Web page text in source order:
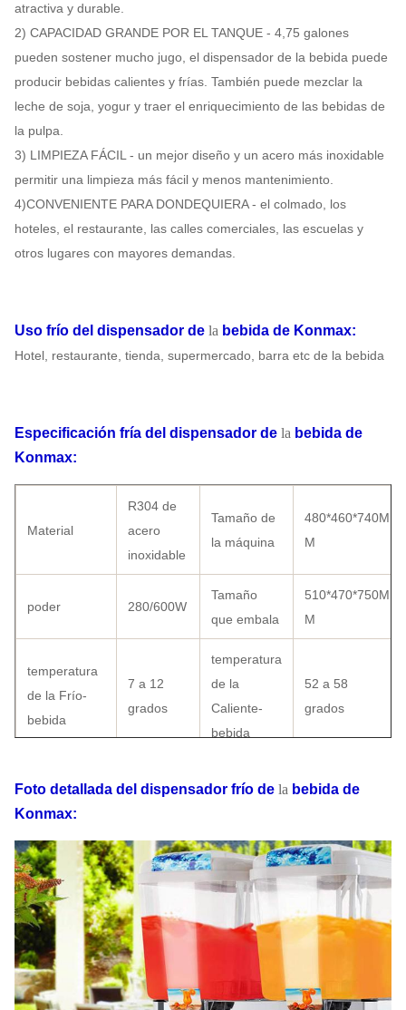
atractiva y durable.
2) CAPACIDAD GRANDE POR EL TANQUE - 4,75 galones
pueden sostener mucho jugo, el dispensador de la bebida puede
producir bebidas calientes y frías. También puede mezclar la
leche de soja, yogur y traer el enriquecimiento de las bebidas de
la pulpa.
3) LIMPIEZA FÁCIL - un mejor diseño y un acero más inoxidable
permitir una limpieza más fácil y menos mantenimiento.
4)CONVENIENTE PARA DONDEQUIERA - el colmado, los
hoteles, el restaurante, las calles comerciales, las escuelas y
otros lugares con mayores demandas.
Uso frío del dispensador de la bebida de Konmax:
Hotel, restaurante, tienda, supermercado, barra etc de la bebida
Especificación fría del dispensador de la bebida de
Konmax:
Material
R304 de
acero
inoxidable
Tamaño de
la máquina
480*460*740M
M
poder 280/600W
Tamaño
que embala
510*470*750M
M
temperatura
de la Frío-
bebida
7 a 12
grados
temperatura
de la
Caliente-
bebida
52 a 58
grados
tanque
PC Modelo LSJ 18 LX2
Condensador
tubo de
cobre
Certificado CE
interruptor
Interruptor
del LCD
Manera que
Cartón +foam
Estándar de
110V-
Modo de la Rotación
Foto detallada del dispensador frío de la bebida de
Konmax: